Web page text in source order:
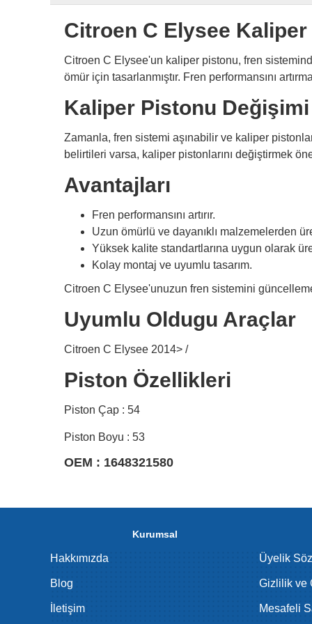
Citroen C Elysee
Citroen C Elysee'un kaliper pistonu, fren
ömür için tasarlanmıştır. Fren performansını
Kaliper Pistonu Değişimi
Zamanla, fren sistemi aşınabilir ve kaliper
belirtileri varsa, kaliper pistonlarını değiştirmek
Avantajları
Fren performansını artırır.
Uzun ömürlü ve dayanıklı malzemelerden
Yüksek kalite standartlarına uygun olarak
Kolay montaj ve uyumlu tasarım.
Citroen C Elysee'unuzun fren sistemini
Uyumlu Oldugu Araçlar
Citroen C Elysee 2014> /
Piston Özellikleri
Piston Çap : 54
Piston Boyu : 53
OEM : 1648321580
Kurumsal
Hakkımızda
Blog
İletişim
Üyelik
Gizlilik ve
Mesafeli